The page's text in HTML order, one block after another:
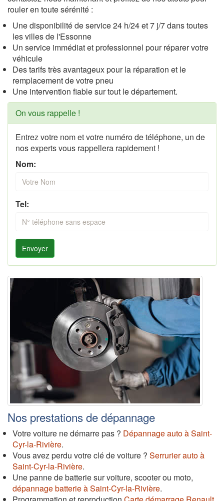
rouler en toute sérénité :
Une disponibilité de service 24 h/24 et 7 j/7 dans toutes
les villes de l'Essonne
Un service immédiat et professionnel pour réparer votre
véhicule
Des tarifs très avantageux pour la réparation et le
remplacement de votre pneu
Une intervention fiable sur tout le département.
On vous rappelle !
Entrez votre nom et votre numéro de téléphone, un de
nos experts vous rappellera rapidement !
Nom:
Tel:
Envoyer
Nos prestations de dépannage
Votre voiture ne démarre pas ? Dépannage auto à Saint-
Cyr-la-Rivière.
Vous avez perdu votre clé de voiture ? Serrurier auto à
Saint-Cyr-la-Rivière.
Une panne de batterie sur voiture, scooter ou moto,
dépannage batterie à Saint-Cyr-la-Rivière.